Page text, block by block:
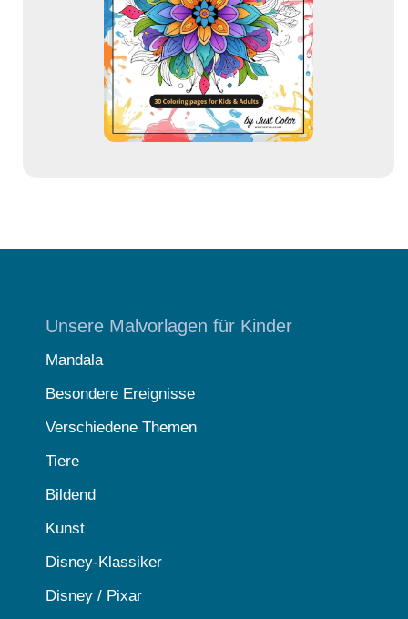
Unsere Malvorlagen für Kinder
Mandala
Besondere Ereignisse
Verschiedene Themen
Tiere
Bildend
Kunst
Disney-Klassiker
Disney / Pixar